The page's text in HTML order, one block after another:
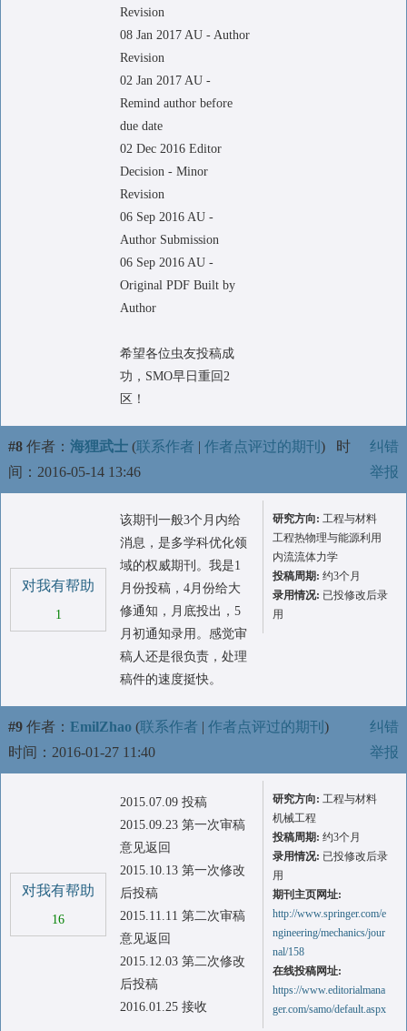
Revision
08 Jan 2017 AU - Author
Revision
02 Jan 2017 AU -
Remind author before
due date
02 Dec 2016 Editor
Decision - Minor
Revision
06 Sep 2016 AU -
Author Submission
06 Sep 2016 AU -
Original PDF Built by
Author
希望各位虫友投稿成
功，SMO早日重回2
区！
#8 作者： 海狸武士 (联系作者 | 作者点评过的期刊 ) 时
间：2016-05-14 13:46
纠错
举报
对我有帮助
1
该期刊一般3个月内给
消息，是多学科优化领
域的权威期刊。我是1
月份投稿，4月份给大
修通知，月底投出，5
月初通知录用。感觉审
稿人还是很负责，处理
稿件的速度挺快。
研究方向: 工程与材料
工程热物理与能源利用
内流流体力学
投稿周期: 约3个月
录用情况: 已投修改后录
用
#9 作者： EmilZhao (联系作者 | 作者点评过的期刊 )
时间：2016-01-27 11:40
纠错
举报
对我有帮助
16
2015.07.09 投稿
2015.09.23 第一次审稿
意见返回
2015.10.13 第一次修改
后投稿
2015.11.11 第二次审稿
意见返回
2015.12.03 第二次修改
后投稿
2016.01.25 接收
研究方向: 工程与材料
机械工程
投稿周期: 约3个月
录用情况: 已投修改后录
用
期刊主页网址:
http://www.springer.com/e
ngineering/mechanics/jour
nal/158
在线投稿网址:
https://www.editorialmana
ger.com/samo/default.aspx